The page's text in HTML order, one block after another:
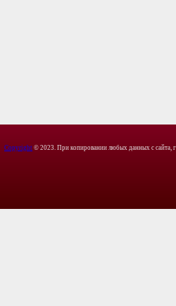
Copyright © 2023. При копировании любых данных с сайта,